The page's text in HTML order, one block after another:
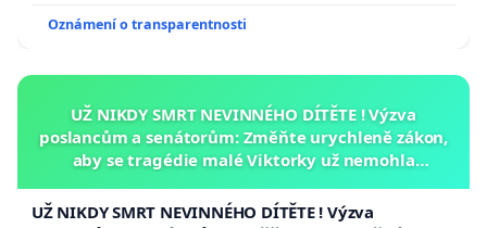
Oznámení o transparentnosti
UŽ NIKDY SMRT NEVINNÉHO DÍTĚTE ! Výzva
poslancům a senátorům: Změňte urychleně zákon,
aby se tragédie malé Viktorky už nemohla
UŽ NIKDY SMRT NEVINNÉHO DÍTĚTE ! Výzva